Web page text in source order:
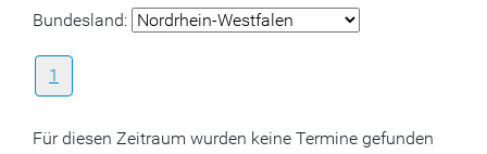
Bundesland:
1
Für diesen Zeitraum wurden keine Termine gefunden